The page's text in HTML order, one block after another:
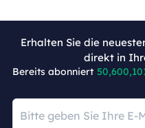
Erhalten Sie die
direkt in
Bereits abonniert